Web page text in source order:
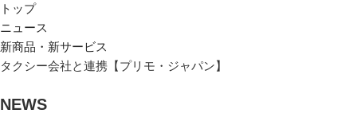
トップ
ニュース
新商品・新サービス
タクシー会社と連携【プリモ・ジャパン】
NEWS